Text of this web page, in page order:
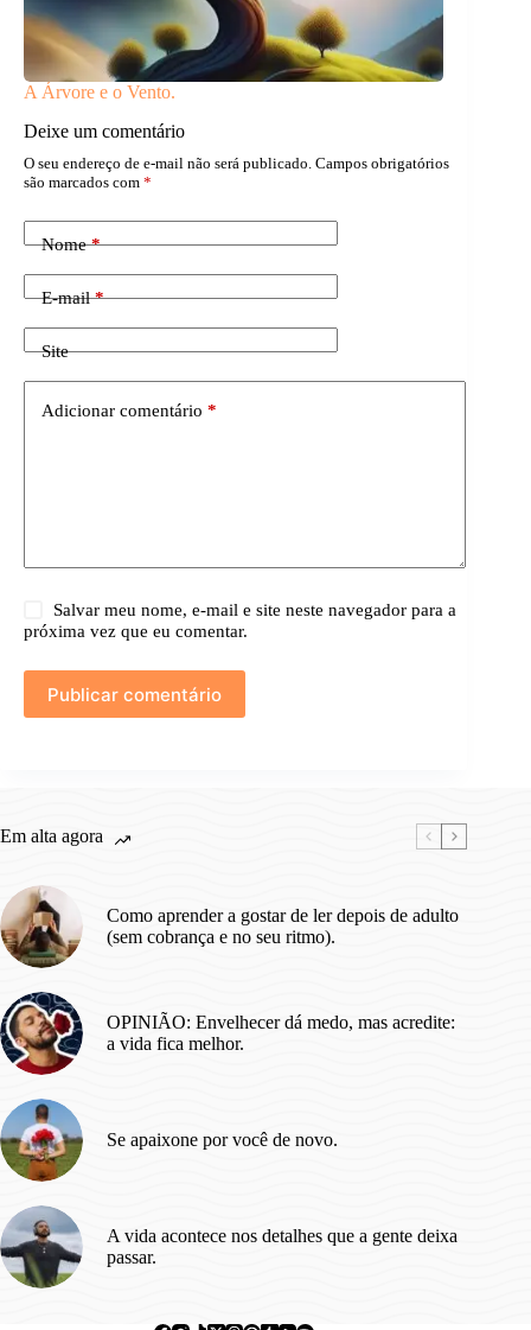
A Árvore e o Vento.
Deixe um comentário
O seu endereço de e-mail não será publicado. Campos obrigatórios
são marcados com *
Nome*
E-mail*
Site
Adicionar comentário *
Salvar meu nome, e-mail e site neste navegador para a
próxima vez que eu comentar.
Publicar comentário
Em alta agora
Como aprender a gostar de ler depois de adulto
(sem cobrança e no seu ritmo).
OPINIÃO: Envelhecer dá medo, mas acredite:
a vida fica melhor.
Se apaixone por você de novo.
A vida acontece nos detalhes que a gente deixa
passar.